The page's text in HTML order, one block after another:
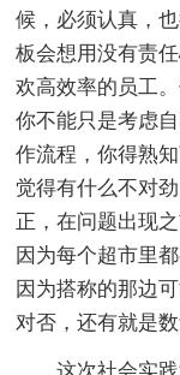
候，必须认真，
板会想用没有责
欢高效率的员工
你不能只是考虑
作流程，你得熟
觉得有什么不对
正，在问题出现
因为每个超市里
因为搭称的那边
对否，还有就是